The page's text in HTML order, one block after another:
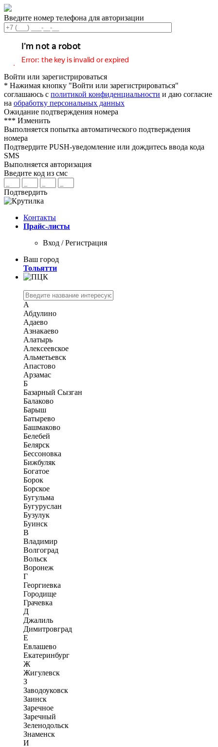
Введите номер телефона для авторизации
Войти или зарегистрироваться
* Нажимая кнопку "Войти или зарегистрироваться"
соглашаюсь с политикой конфиденциальности и даю согласие
на обработку персональных данных
Ожидание подтверждения номера
*** Изменить
Выполняется попытка автоматического подтверждения
номера
Подтвердите PUSH-уведомление или дождитесь ввода кода
SMS
Выполняется авторизация
Введите код из смс
Подтвердить
Контакты
Прайс-листы
Вход / Регистрация
Ваш город
Тольятти
А
Абдулино
Адаево
Азнакаево
Алатырь
Алексеевское
Альметьевск
Апастово
Арзамас
Б
Базарный Сызган
Балаково
Барыш
Батырево
Башмаково
Белебей
Белярск
Бессоновка
Бижбуляк
Богатое
Борок
Борское
Бугульма
Бугуруслан
Бузулук
Буинск
В
Владимир
Волгоград
Вольск
Воронеж
Г
Георгиевка
Городище
Грачевка
Д
Джалиль
Димитровград
Е
Евлашево
Екатеринбург
Ж
Жигулевск
З
Заводоуковск
Заинск
Заречное
Заречный
Зеленодольск
Знаменск
И